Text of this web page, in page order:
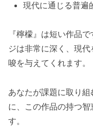
現代に通じる普遍
『檸檬』は短い作品
ジは非常に深く、現
唆を与えてくれます。
あなたが課題に取り
に、この作品の持つ
す。